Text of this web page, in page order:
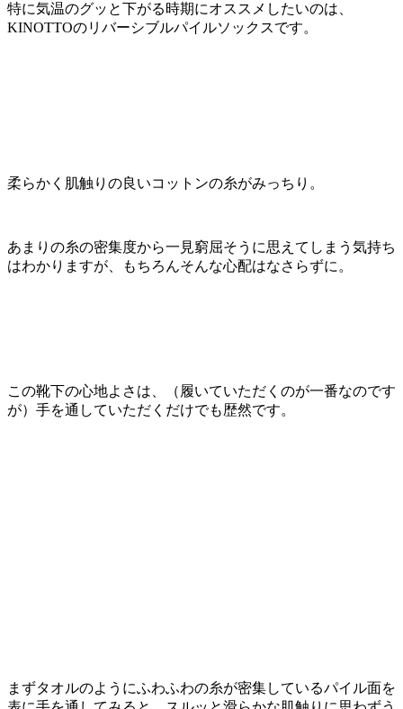
特に気温のグッと下がる時期にオススメしたいのは、
KINOTTOのリバーシブルパイルソックスです。
柔らかく肌触りの良いコットンの糸がみっちり。
あまりの糸の密集度から一見窮屈そうに思えてしまう気持ち
はわかりますが、もちろんそんな心配はなさらずに。
この靴下の心地よさは、（履いていただくのが一番なのです
が）手を通していただくだけでも歴然です。
まずタオルのようにふわふわの糸が密集しているパイル面を